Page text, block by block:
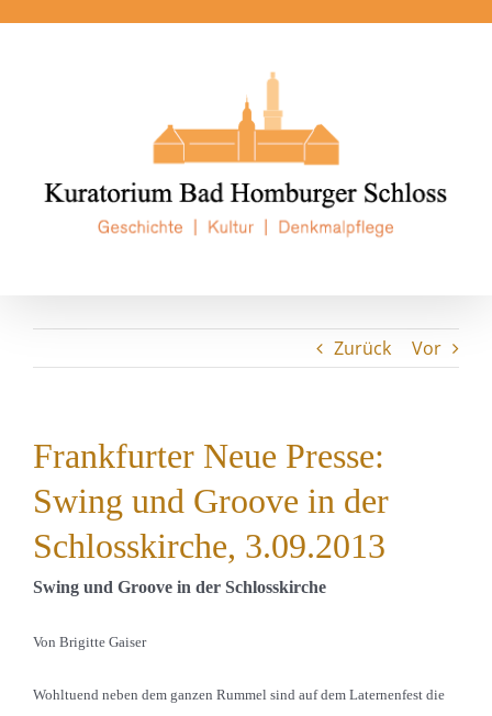
Zurück Vor
Frankfurter Neue Presse:
Swing und Groove in der
Schlosskirche, 3.09.2013
Swing und Groove in der Schlosskirche
Von Brigitte Gaiser
Wohltuend neben dem ganzen Rummel sind auf dem Laternenfest die